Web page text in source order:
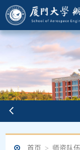
首页 > 师资队伍